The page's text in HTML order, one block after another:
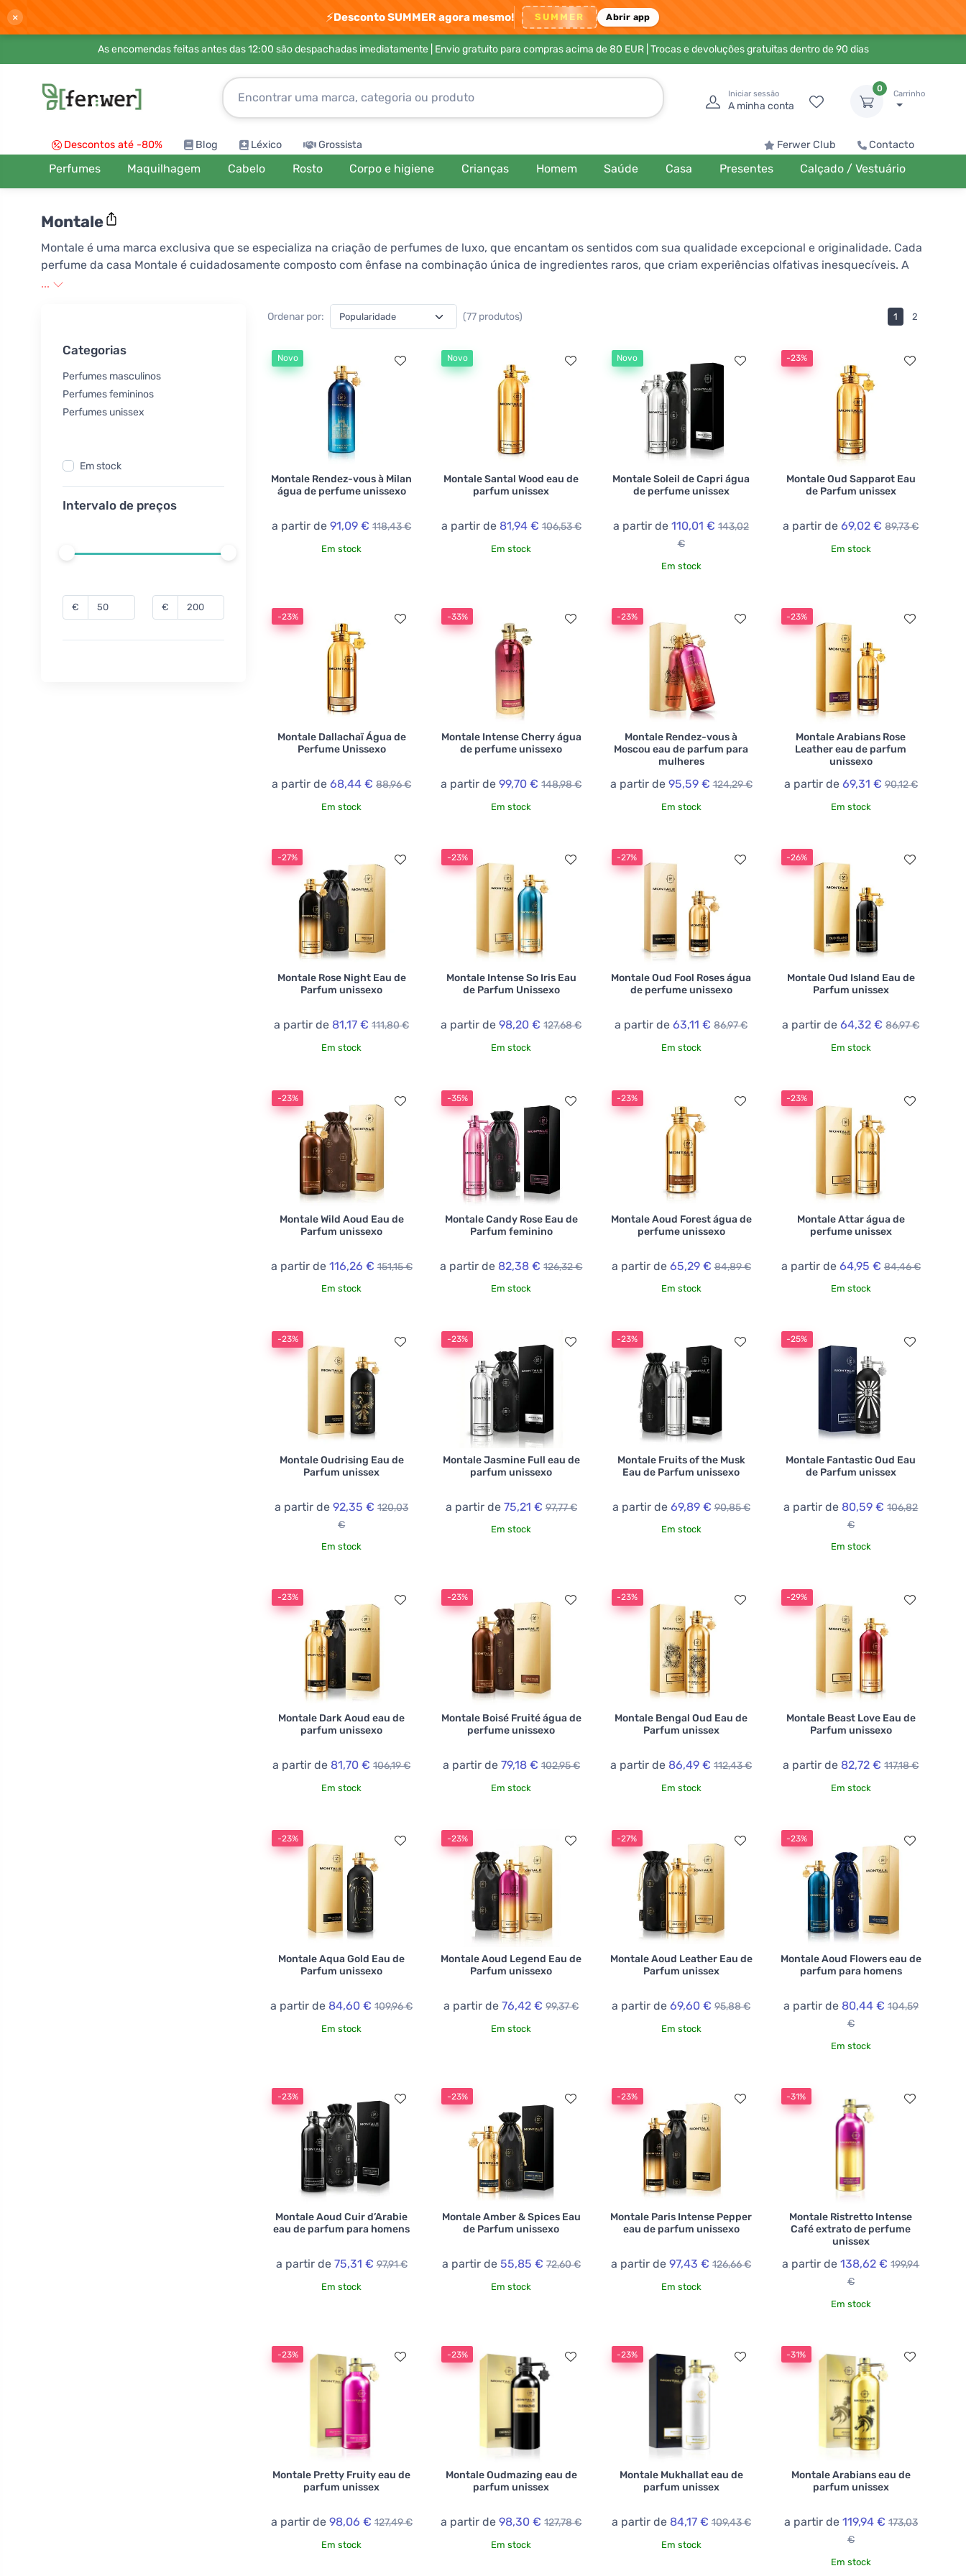
× ⚡Desconto SUMMER agora mesmo! SUMMER Abrir app
As encomendas feitas antes das 12:00 são despachadas imediatamente | Envio gratuito para compras acima de 80 EUR| Trocas e devoluções gratuitas dentro de 90 dias
Iniciar sessão
A minha conta
0
Carrinho
Descontos até -80% Blog Léxico Grossista Ferwer Club Contacto
Perfumes Maquilhagem Cabelo Rosto Corpo e higiene Crianças Homem Saúde Casa Presentes Calçado / Vestuário
Montale
Montale é uma marca exclusiva que se especializa na criação de perfumes de luxo, que encantam os sentidos com sua qualidade excepcional e originalidade. Cada
perfume da casa Montale é cuidadosamente composto com ênfase na combinação única de ingredientes raros, que criam experiências olfativas inesquecíveis. A
marca é famosa por sua habilidade em misturar elementos orientais e ocidentais, resultando em fragrâncias que são tanto exóticas quanto atemporalmente
...
Categorias
Perfumes masculinos
Perfumes femininos
Perfumes unissex
Em stock
Intervalo de preços
€ €
Ordenar por: (77 produtos) 1 2
Novo
Montale Rendez-vous à Milan
água de perfume unissexo
a partir de91,09 € 118,43 €
Em stock
Novo
Montale Santal Wood eau de
parfum unissex
a partir de 81,94 € 106,53 €
Em stock
Novo
Montale Soleil de Capri água
de perfume unissex
a partir de110,01 € 143,02
€
Em stock
-23%
Montale Oud Sapparot Eau
de Parfum unissex
a partir de69,02 € 89,73 €
Em stock
-23%
Montale Dallachaï Água de
Perfume Unissexo
a partir de68,44 € 88,96 €
Em stock
-33%
Montale Intense Cherry água
de perfume unissexo
a partir de99,70 € 148,98 €
Em stock
-23%
Montale Rendez-vous à
Moscou eau de parfum para
mulheres
a partir de 95,59 € 124,29 €
Em stock
-23%
Montale Arabians Rose
Leather eau de parfum
unissexo
a partir de 69,31 € 90,12 €
Em stock
-27%
Montale Rose Night Eau de
Parfum unissexo
a partir de 81,17 € 111,80 €
Em stock
-23%
Montale Intense So Iris Eau
de Parfum Unissexo
a partir de98,20 € 127,68 €
Em stock
-27%
Montale Oud Fool Roses água
de perfume unissexo
a partir de63,11 € 86,97 €
Em stock
-26%
Montale Oud Island Eau de
Parfum unissex
a partir de64,32 € 86,97 €
Em stock
-23%
Montale Wild Aoud Eau de
Parfum unissexo
a partir de 116,26 € 151,15 €
Em stock
-35%
Montale Candy Rose Eau de
Parfum feminino
a partir de 82,38 € 126,32 €
Em stock
-23%
Montale Aoud Forest água de
perfume unissexo
a partir de 65,29 € 84,89 €
Em stock
-23%
Montale Attar água de
perfume unissex
a partir de 64,95 € 84,46 €
Em stock
-23%
Montale Oudrising Eau de
Parfum unissex
a partir de92,35 € 120,03
€
Em stock
-23%
Montale Jasmine Full eau de
parfum unissexo
a partir de 75,21 € 97,77 €
Em stock
-23%
Montale Fruits of the Musk
Eau de Parfum unissexo
a partir de 69,89 € 90,85 €
Em stock
-25%
Montale Fantastic Oud Eau
de Parfum unissex
a partir de 80,59 € 106,82
€
Em stock
-23%
Montale Dark Aoud eau de
parfum unissexo
a partir de 81,70 € 106,19 €
Em stock
-23%
Montale Boisé Fruité água de
perfume unissexo
a partir de 79,18 € 102,95 €
Em stock
-23%
Montale Bengal Oud Eau de
Parfum unissex
a partir de 86,49 € 112,43 €
Em stock
-29%
Montale Beast Love Eau de
Parfum unissexo
a partir de 82,72 € 117,18 €
Em stock
-23%
Montale Aqua Gold Eau de
Parfum unissexo
a partir de 84,60 € 109,96 €
Em stock
-23%
Montale Aoud Legend Eau de
Parfum unissexo
a partir de76,42 € 99,37 €
Em stock
-27%
Montale Aoud Leather Eau de
Parfum unissex
a partir de69,60 € 95,88 €
Em stock
-23%
Montale Aoud Flowers eau de
parfum para homens
a partir de 80,44 € 104,59
€
Em stock
-23%
Montale Aoud Cuir d’Arabie
eau de parfum para homens
a partir de 75,31 € 97,91 €
Em stock
-23%
Montale Amber & Spices Eau
de Parfum unissexo
a partir de 55,85 € 72,60 €
Em stock
-23%
Montale Paris Intense Pepper
eau de parfum unissexo
a partir de97,43 € 126,66 €
Em stock
-31%
Montale Ristretto Intense
Café extrato de perfume
unissex
a partir de138,62 € 199,94
€
Em stock
-23%
Montale Pretty Fruity eau de
parfum unissex
a partir de 98,06 € 127,49 €
Em stock
-23%
Montale Oudmazing eau de
parfum unissex
a partir de98,30 € 127,78 €
Em stock
-23%
Montale Mukhallat eau de
parfum unissex
a partir de 84,17 € 109,43 €
Em stock
-31%
Montale Arabians eau de
parfum unissex
a partir de 119,94 € 173,03
€
Em stock